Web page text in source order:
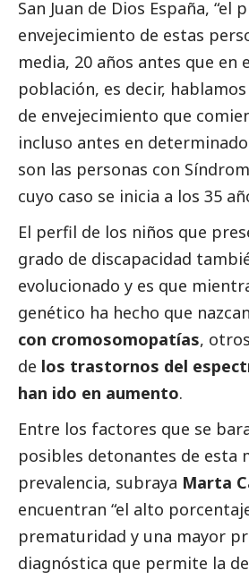
San Juan de Dios España, “el
envejecimiento de estas
media, 20 años antes que en
población, es decir,
de envejecimiento que
incluso antes en
son las personas con
cuyo caso se inicia a los 35
El perfil de los niños que
grado de discapacidad
evolucionado y es que
genético ha hecho que nazcan
con cromosomopatías,
de los trastornos del
han ido en aumento.
Entre los factores que se
posibles detonantes de esta
prevalencia, subraya Marta
encuentran “el alto
prematuridad y una mayor
diagnóstica que permite la